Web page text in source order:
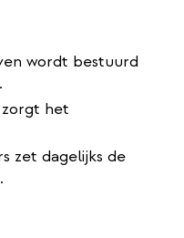
wordt bestuurd
.
het
zet dagelijks de